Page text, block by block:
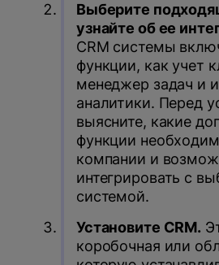
Выберите
узнайте об ее
CRM системы
функции, как учет
менеджер задач и
аналитики. Перед
выясните, какие
функции
компании и
интегрировать с
системой.
Установите CRM.
коробочная или